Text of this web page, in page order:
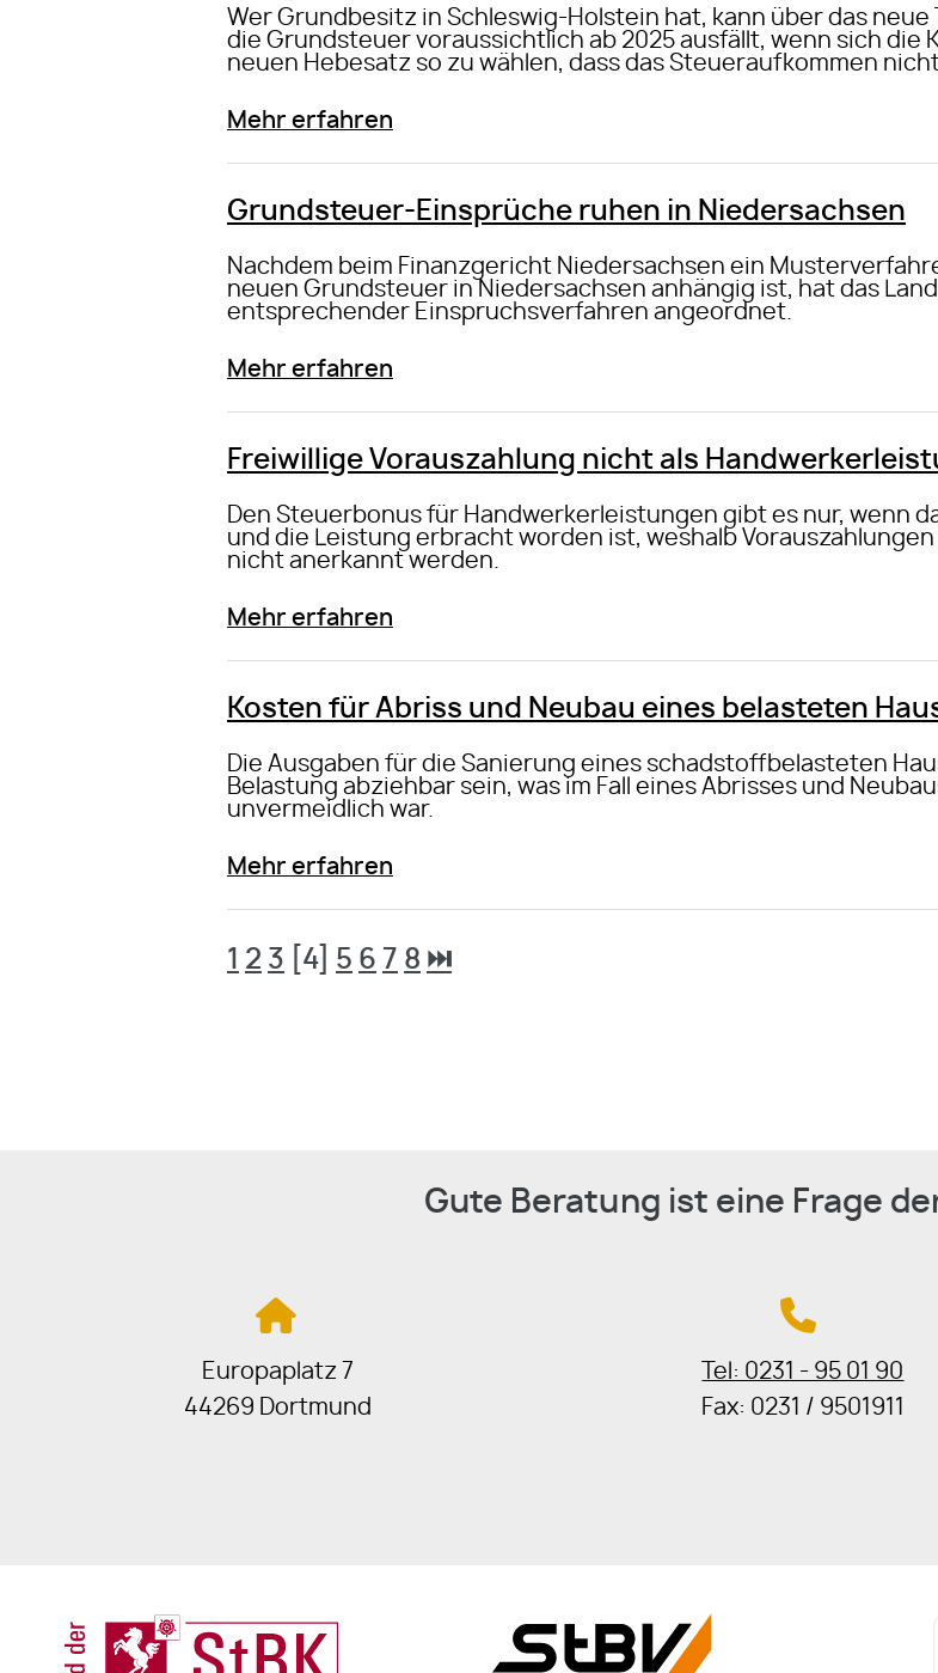
Wer Grundbesitz in Schleswig-Holstein hat, kann über das
die Grundsteuer voraussichtlich ab 2025 ausfällt, wenn sich die
neuen Hebesatz so zu wählen, dass das Steueraufkommen
Mehr erfahren
Grundsteuer-Einsprüche ruhen in Niedersachsen
Nachdem beim Finanzgericht Niedersachsen ein
neuen Grundsteuer in Niedersachsen anhängig ist, hat das
entsprechender Einspruchsverfahren angeordnet.
Mehr erfahren
Freiwillige Vorauszahlung nicht als
Den Steuerbonus für Handwerkerleistungen gibt es nur, wenn
und die Leistung erbracht worden ist, weshalb Vorauszahlungen
nicht anerkannt werden.
Mehr erfahren
Kosten für Abriss und Neubau eines belasteten
Die Ausgaben für die Sanierung eines schadstoffbelasteten
Belastung abziehbar sein, was im Fall eines Abrisses und
unvermeidlich war.
Mehr erfahren
1 2 3 [4] 5 6 7 8 ⏭
Gute Beratung ist eine Frage
Europaplatz 7
44269 Dortmund
Tel: 0231 - 95 01 90
Fax: 0231 / 9501911